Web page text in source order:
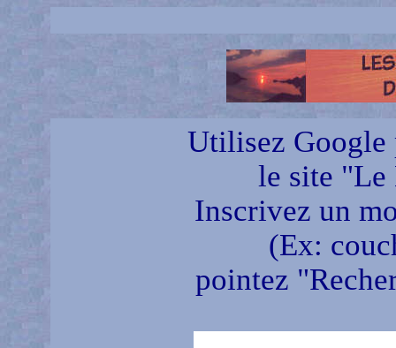
Utilisez Google
le site "Le
Inscrivez un
(Ex:
pointez